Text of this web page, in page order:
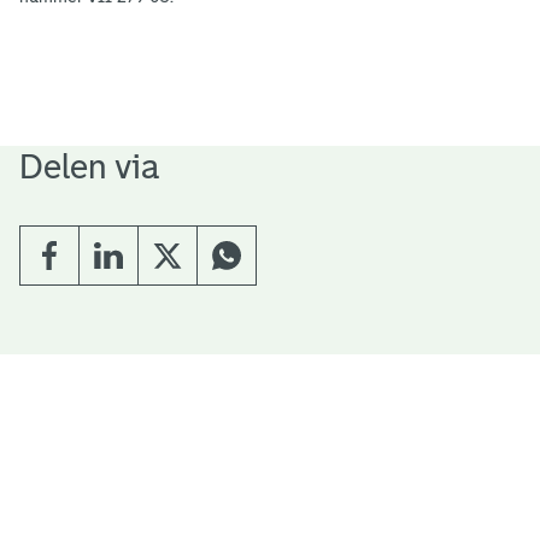
Delen via